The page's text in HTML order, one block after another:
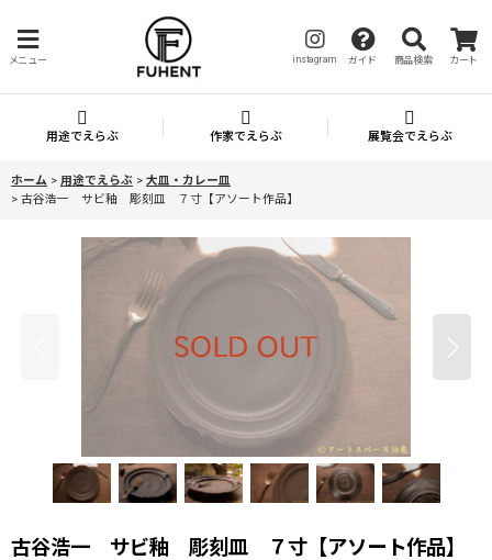
メニュー instagram ガイド 商品検索 カート
用途でえらぶ 作家でえらぶ 展覧会でえらぶ
ホーム > 用途でえらぶ > 大皿・カレー皿
> 古谷浩一 サビ釉 彫刻皿 ７寸【アソート作品】
古谷浩一 サビ釉 彫刻皿 ７寸【アソート作品】